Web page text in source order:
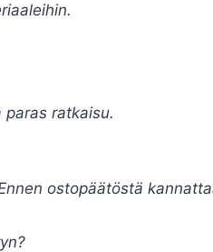
ratkaisu.
ostopäätöstä